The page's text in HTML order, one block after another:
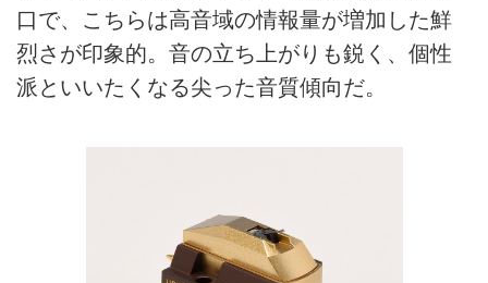
口で、こちらは高音域の情報量が増加した鮮
烈さが印象的。音の立ち上がりも鋭く、個性
派といいたくなる尖った音質傾向だ。